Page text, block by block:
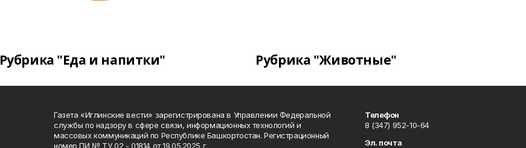
Рубрика "Еда и напитки" Рубрика "Животные"
Газета «Иглинские вести» зарегистрирована в Управлении Федеральной
службы по надзору в сфере связи, информационных технологий и
массовых коммуникаций по Республике Башкортостан. Регистрационный
номер ПИ № ТУ 02 - 01814 от 19.05.2025 г.
Телефон
8 (347) 952-10-64
Эл. почта